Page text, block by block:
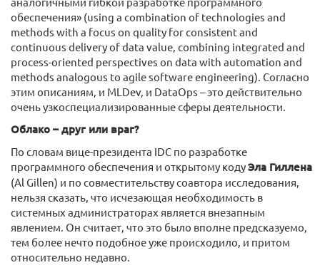
обеспечения» (using a combination of technologies and
methods with a focus on quality for consistent and
continuous delivery of data value, combining integrated and
process-oriented perspectives on data with automation and
methods analogous to agile software engineering). Согласно
этим описаниям, и MLDev, и DataOps – это действительно
очень узкоспециализированные сферы деятельности.
Облако – друг или враг?
По словам вице-президента IDC по разработке
программного обеспечения и открытому кодуЭла Гиллена
(Al Gillen) и по совместительству соавтора исследования,
нельзя сказать, что исчезающая необходимость в
системных администраторах является внезапным
явлением. Он считает, что это было вполне предсказуемо,
тем более нечто подобное уже происходило, и притом
относительно недавно.